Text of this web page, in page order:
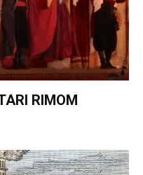
RIMOM